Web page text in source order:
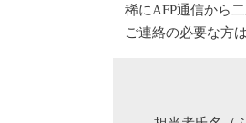
稀にAFP通信から
ご連絡の必要な方